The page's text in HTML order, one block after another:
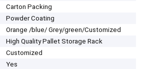
Carton Packing
Powder Coating
Orange /blue/ Grey/green/Customized
High Quality Pallet Storage Rack
Customized
Yes